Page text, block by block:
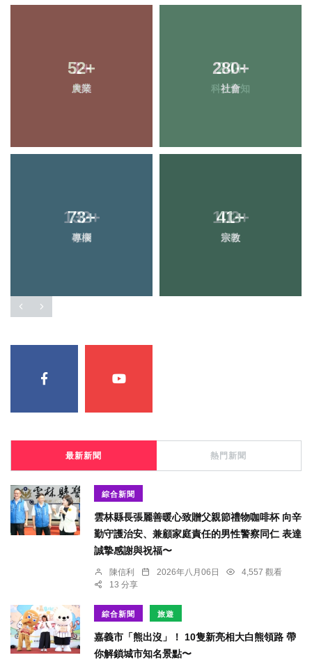
52+
農業
280+
社會
73+
專欄
41+
宗教
最新新聞 熱門新聞
綜合新聞
雲林縣長張麗善暖心致贈父親節禮物咖啡杯 向辛
勤守護治安、兼顧家庭責任的男性警察同仁 表達
誠摯感謝與祝福〜
陳信利 2026年八月06日
4,557 觀看
13 分享
綜合新聞 旅遊
嘉義市「熊出沒」！ 10隻新亮相大白熊領路 帶
你解鎖城市知名景點〜